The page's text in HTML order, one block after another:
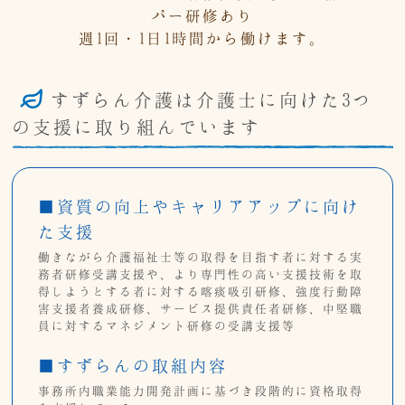
パー研修あり
週1回・1日1時間から働けます。
すずらん介護は介護士に向けた3つ
の支援に取り組んでいます
■資質の向上やキャリアアップに向け
た支援
働きながら介護福祉士等の取得を目指す者に対する実
務者研修受講支援や、より専門性の高い支援技術を取
得しようとする者に対する喀痰吸引研修、強度行動障
害支援者養成研修、サービス提供責任者研修、中堅職
員に対するマネジメント研修の受講支援等
■すずらんの取組内容
事務所内職業能力開発計画に基づき段階的に資格取得